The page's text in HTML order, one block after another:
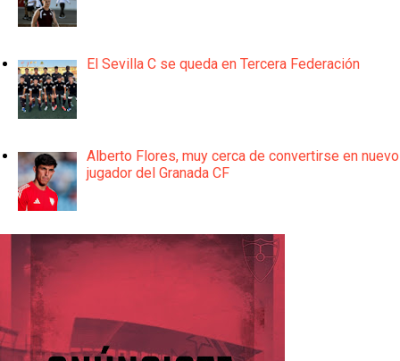
El Sevilla C se queda en Tercera Federación
Alberto Flores, muy cerca de convertirse en nuevo
jugador del Granada CF